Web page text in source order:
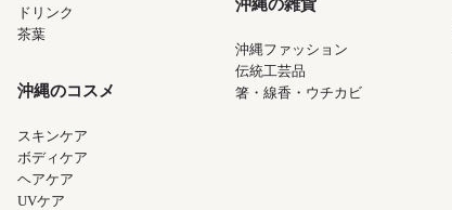
ドリンク
茶葉
沖縄のコスメ
スキンケア
ボディケア
ヘアケア
UVケア
沖縄の雑貨
沖縄ファッション
伝統工芸品
箸・線香・ウチカビ